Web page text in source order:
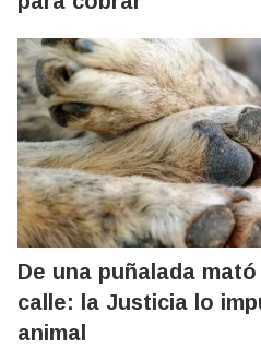
De una puñalada
calle: la Justicia lo
animal